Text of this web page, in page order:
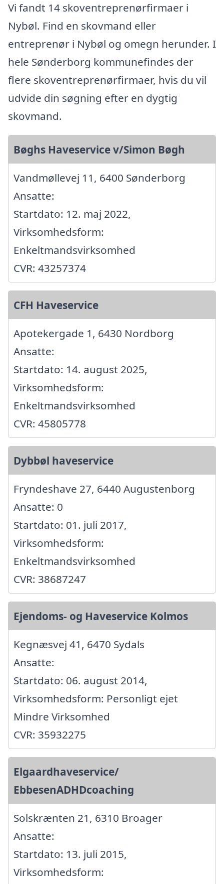
Vi fandt 14 skoventreprenørfirmaer i
Nybøl. Find en skovmand eller
entreprenør i Nybøl og omegn herunder. I
hele Sønderborg kommunefindes der
flere skoventreprenørfirmaer, hvis du vil
udvide din søgning efter en dygtig
skovmand.
Bøghs Haveservice v/Simon Bøgh
Vandmøllevej 11, 6400 Sønderborg
Ansatte:
Startdato: 12. maj 2022,
Virksomhedsform:
Enkeltmandsvirksomhed
CVR: 43257374
CFH Haveservice
Apotekergade 1, 6430 Nordborg
Ansatte:
Startdato: 14. august 2025,
Virksomhedsform:
Enkeltmandsvirksomhed
CVR: 45805778
Dybbøl haveservice
Fryndeshave 27, 6440 Augustenborg
Ansatte: 0
Startdato: 01. juli 2017,
Virksomhedsform:
Enkeltmandsvirksomhed
CVR: 38687247
Ejendoms- og Haveservice Kolmos
Kegnæsvej 41, 6470 Sydals
Ansatte:
Startdato: 06. august 2014,
Virksomhedsform: Personligt ejet
Mindre Virksomhed
CVR: 35932275
Elgaardhaveservice/
EbbesenADHDcoaching
Solskrænten 21, 6310 Broager
Ansatte:
Startdato: 13. juli 2015,
Virksomhedsform: